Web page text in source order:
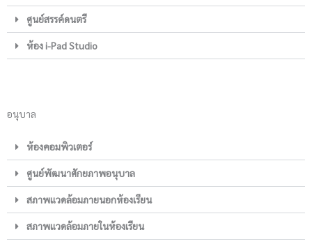
ศูนย์สรรค์ดนตรี
ห้อง i-Pad Studio
อนุบาล
ห้องคอมพิวเตอร์
ศูนย์พัฒนาศักยภาพอนุบาล
สภาพแวดล้อมภายนอกห้องเรียน
สภาพแวดล้อมภายในห้องเรียน